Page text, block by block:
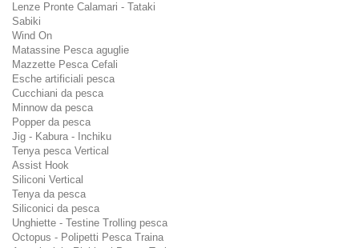
Lenze Pronte Calamari - Tataki
Sabiki
Wind On
Matassine Pesca aguglie
Mazzette Pesca Cefali
Esche artificiali pesca
Cucchiani da pesca
Minnow da pesca
Popper da pesca
Jig - Kabura - Inchiku
Tenya pesca Vertical
Assist Hook
Siliconi Vertical
Tenya da pesca
Siliconici da pesca
Unghiette - Testine Trolling pesca
Octopus - Polipetti Pesca Traina